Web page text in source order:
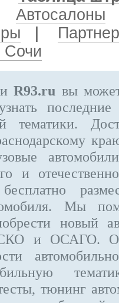
Автосалоны
Сочи
R93.ru вы
тематики.
и
Мы
новый
и ОСАГО.
тюнинг